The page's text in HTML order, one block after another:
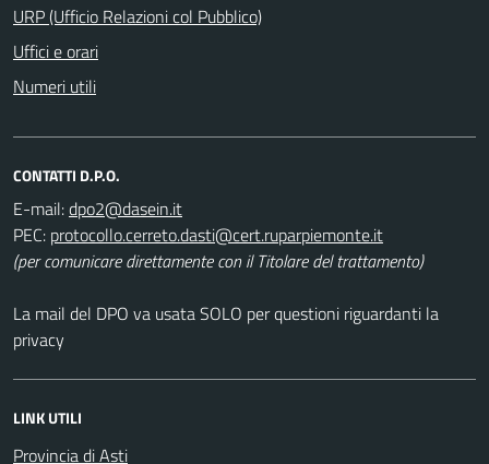
URP (Ufficio Relazioni col Pubblico)
Uffici e orari
Numeri utili
CONTATTI D.P.O.
E-mail:
PEC:
(per comunicare direttamente con il Titolare del trattamento)
La mail del DPO va usata SOLO per questioni riguardanti la
privacy
LINK UTILI
Provincia di Asti